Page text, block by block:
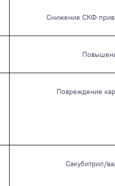
Снижение СКФ
Повреждение
Сакубитрил/